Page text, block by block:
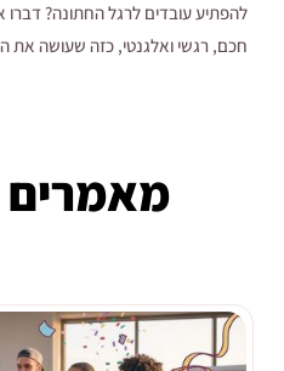
להפתיע עובדים לרגל החתונה? דברו
חכם, רגשי ואלגנטי, כזה שעושה את
מאמרים